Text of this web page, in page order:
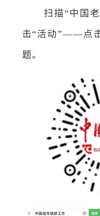
扫描“中国
击“活动”——点
题。